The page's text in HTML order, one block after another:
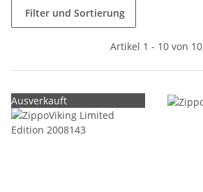
Filter und Sortierung
Artikel 1 - 10 von 10
Ausverkauft